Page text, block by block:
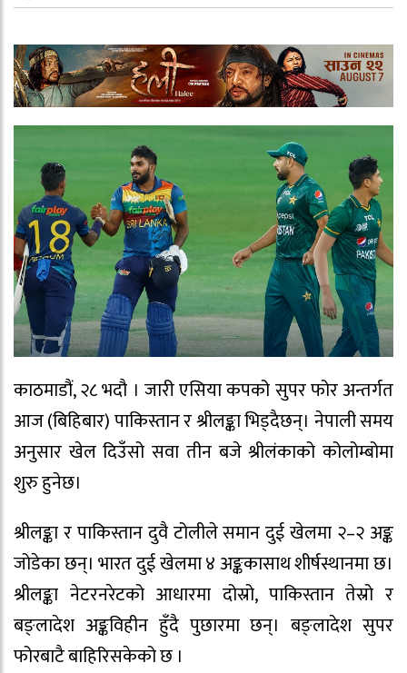
काठमाडौं, २८ भदौ । जारी एसिया कपको सुपर फोर अन्तर्गत
आज (बिहिबार) पाकिस्तान र श्रीलङ्का भिड्दैछन्। नेपाली समय
अनुसार खेल दिउँसो सवा तीन बजे श्रीलंकाको कोलोम्बोमा
शुरु हुनेछ।
श्रीलङ्का र पाकिस्तान दुवै टोलीले समान दुई खेलमा २–२ अङ्क
जोडेका छन्। भारत दुई खेलमा ४ अङ्ककासाथ शीर्षस्थानमा छ।
श्रीलङ्का नेटरनरेटको आधारमा दोस्रो, पाकिस्तान तेस्रो र
बङ्लादेश अङ्कविहीन हुँदै पुछारमा छन्। बङ्लादेश सुपर
फोरबाटै बाहिरिसकेको छ ।